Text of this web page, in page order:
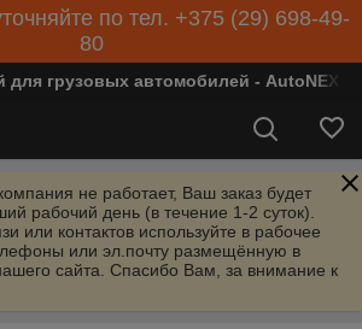
по тел. +375 (29) 698-49-
80
для грузовых автомобилей - AutoNEXT
не работает, Ваш заказ будет
рабочий день (в течение 1-2 суток).
или контактов используйте в рабочее
или эл.почту размещённую в
сайта. Спасибо Вам, за внимание к